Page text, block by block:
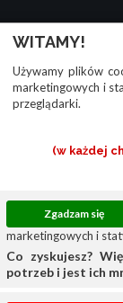
WITAMY!
Używamy plików
marketingowych i
przeglądarki.
(w każdej
marketingowych i
Co zyskujesz?
potrzeb i jest ich